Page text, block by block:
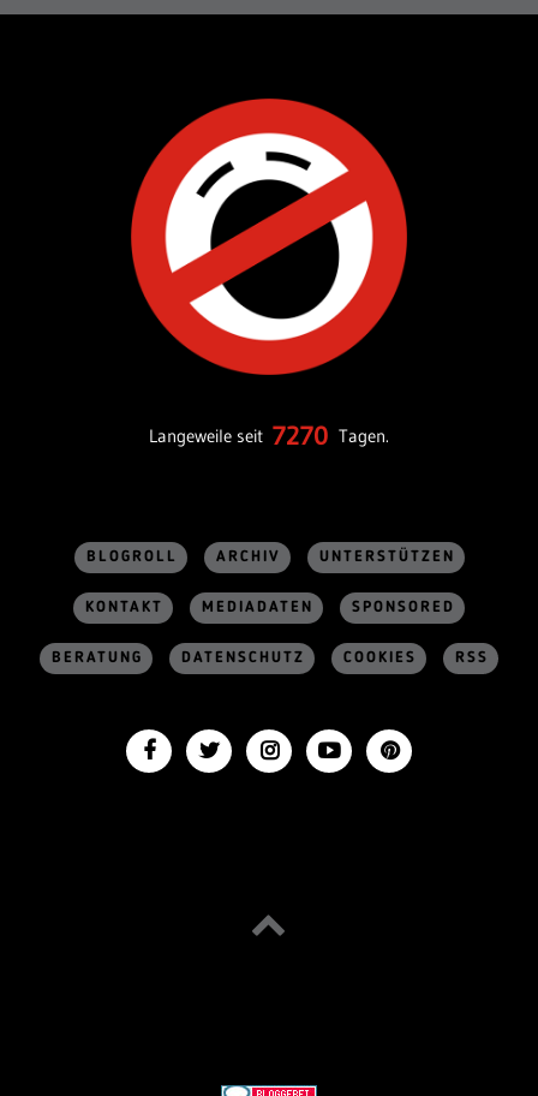
Langeweile seit 7270 Tagen.
BLOGROLL ARCHIV UNTERSTÜTZEN
KONTAKT MEDIADATEN SPONSORED
BERATUNG DATENSCHUTZ COOKIES RSS